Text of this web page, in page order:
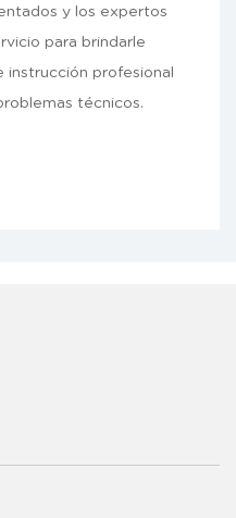
y los expertos
para brindarle
profesional
técnicos.